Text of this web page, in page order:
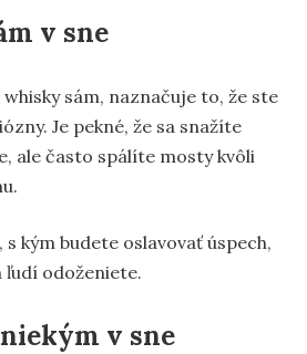
v sne
sám, naznačuje to, že ste
Je pekné, že sa snažíte
ale často spálíte mosty kvôli
kým budete oslavovať úspech,
ľudí odoženiete.
v sne